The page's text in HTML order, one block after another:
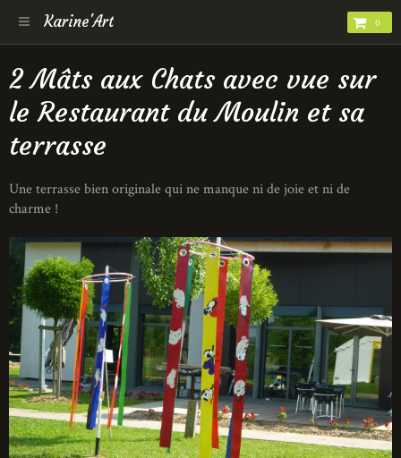
Karine'Art 0
2 Mâts aux Chats avec vue sur
le Restaurant du Moulin et sa
terrasse
Une terrasse bien originale qui ne manque ni de joie et ni de
charme !